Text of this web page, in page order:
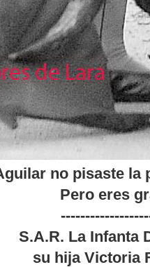
no pisaste la
Pero eres
S.A.R. La Infanta
su hija Victoria